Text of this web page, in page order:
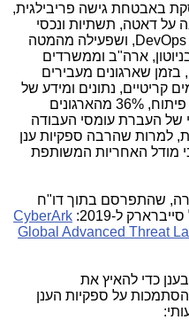
באבטחת גישה פריבילגית,
על דאטה, תשתיות ונכסי
DevOps, ושפעילה מהמטה
ארה"ב וממשרדים
בזמן שארגונים מעבירים
קריטיים, נתונים ומידע של
לקוחות בפיקוח רגולטורי וכן תהליכי פיתוח, 36% מהארגונים
של העברת עומסי העבודה
למרות שהרבה ספקיות ענן
מודל האחריות המשותפת
שהתפרסם בתוך דו"ח
ל-2019:
CyberArk
Global Advanced Threat
כדי להאיץ את
על ספקיות הענן